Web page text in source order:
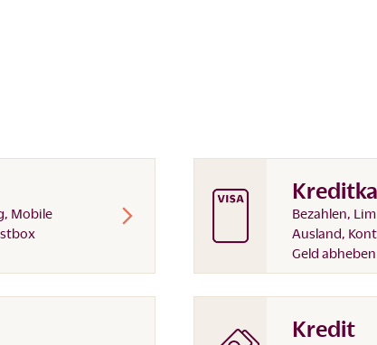
Mobile
Bezahlen,
Ausland,
Geld abheben
Kredit